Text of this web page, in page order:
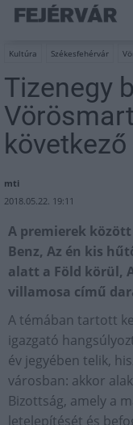
Kultúra Székesfehérvár
Tizenegy
mti
2018.05.22. 19:11
A premierek között
Benz, Az én kis
alatt a Föld körül,
villamosa című
A témában tartott
igazgató
év jegyében telik,
városban: akkor
Bizottság, amely a
letelepítését és